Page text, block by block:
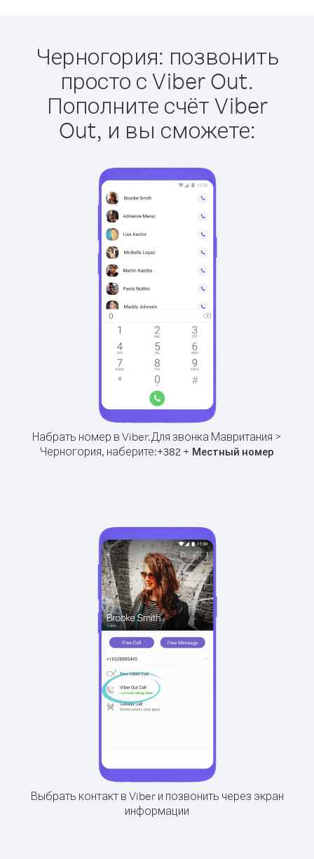
Черногория: позвонить
просто с Viber Out.
Пополните счёт Viber
Out, и вы сможете:
Набрать номер в Viber.Для звонка Мавритания >
Черногория, наберите:+382 + Местный номер
Выбрать контакт в Viber и позвонить через экран
информации